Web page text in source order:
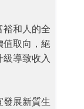
和人的全
取向，絕
導致收入
發展新質生